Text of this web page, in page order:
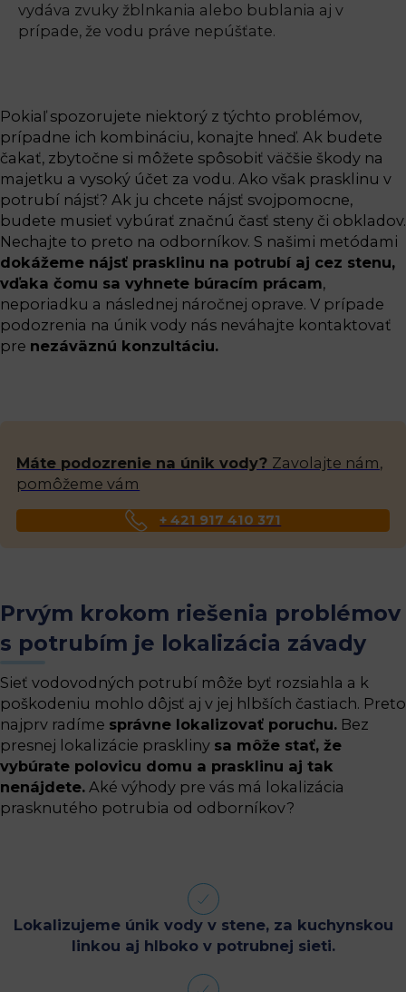
vydáva zvuky žblnkania alebo bublania aj v
prípade, že vodu práve nepúšťate.
Pokiaľ spozorujete niektorý z týchto problémov,
prípadne ich kombináciu, konajte hneď. Ak budete
čakať, zbytočne si môžete spôsobiť väčšie škody na
majetku a vysoký účet za vodu. Ako však prasklinu v
potrubí nájsť? Ak ju chcete nájsť svojpomocne,
budete musieť vybúrať značnú časť steny či obkladov.
Nechajte to preto na odborníkov. S našimi metódami
dokážeme nájsť prasklinu na potrubí aj cez stenu,
vďaka čomu sa vyhnete búracím prácam,
neporiadku a následnej náročnej oprave. V prípade
podozrenia na únik vody nás neváhajte kontaktovať
pre nezáväznú konzultáciu.
Máte podozrenie na únik vody? Zavolajte nám,
pomôžeme vám
+ 421 917 410 371
Prvým krokom riešenia problémov
s potrubím je lokalizácia závady
Sieť vodovodných potrubí môže byť rozsiahla a k
poškodeniu mohlo dôjsť aj v jej hlbších častiach. Preto
najprv radíme správne lokalizovať poruchu. Bez
presnej lokalizácie praskliny sa môže stať, že
vybúrate polovicu domu a prasklinu aj tak
nenájdete. Aké výhody pre vás má lokalizácia
prasknutého potrubia od odborníkov?
Lokalizujeme únik vody v stene, za kuchynskou
linkou aj hlboko v potrubnej sieti.